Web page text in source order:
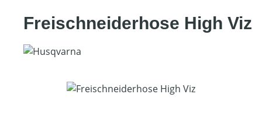
Freischneiderhose High Viz
Bildergalerie überspringen